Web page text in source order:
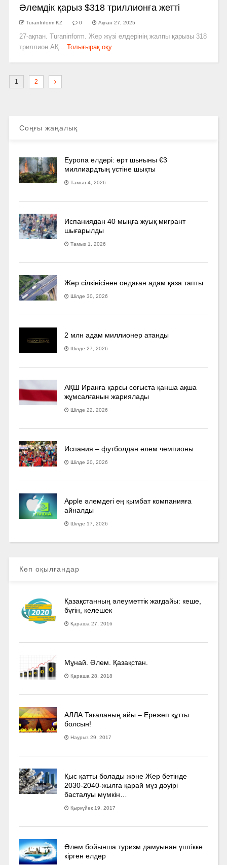
Әлемдік қарыз $318 триллионға жетті
TuranInform KZ 0 Ақпан 27, 2025
27-ақпан. Turaninform. Жер жүзі елдерінің жалпы қарызы 318
триллион АҚ...
Толығырақ оқу
1 2
Соңғы жаңалық
Еуропа елдері: өрт шығыны €3
миллиардтың үстіне шықты
Тамыз 4, 2026
Испаниядан 40 мыңға жуық мигрант
шығарылды
Тамыз 1, 2026
Жер сілкінісінен ондаған адам қаза тапты
Шілде 30, 2026
2 млн адам миллионер атанды
Шілде 27, 2026
АҚШ Иранға қарсы соғыста қанша ақша
жұмсалғанын жариялады
Шілде 22, 2026
Испания – футболдан әлем чемпионы
Шілде 20, 2026
Apple әлемдегі ең қымбат компанияға
айналды
Шілде 17, 2026
Көп оқылғандар
Қазақстанның әлеуметтік жағдайы: кеше,
бүгін, келешек
Қараша 27, 2016
Мұнай. Әлем. Қазақстан.
Қараша 28, 2018
АЛЛА Тағаланың айы – Ережеп құтты
болсын!
Наурыз 29, 2017
Қыс қатты болады және Жер бетінде
2030-2040­-жылға қарай мұз дәуірі
басталуы мүмкін…
Қыркүйек 19, 2017
Әлем бойынша туризм дамуынан үштікке
кірген елдер